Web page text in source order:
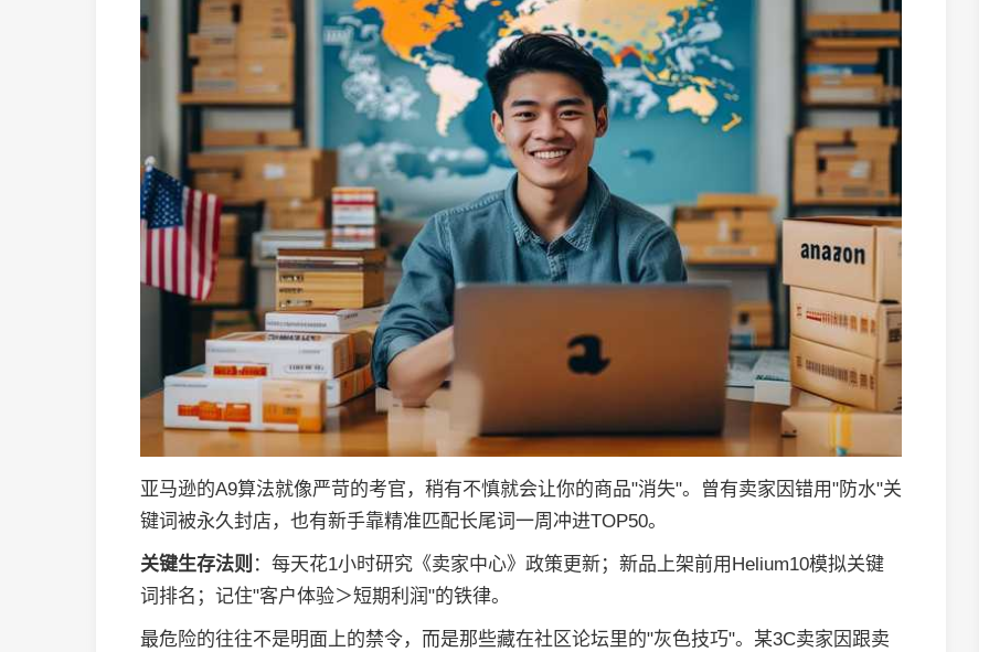
亚马逊的A9算法就像严苛的考官，稍有不慎就会让你的商品"消失"。曾有卖家因错用"防水"关
键词被永久封店，也有新手靠精准匹配长尾词一周冲进TOP50。
关键生存法则 ：每天花1小时研究《卖家中心》政策更新；新品上架前用Helium10模拟关键
词排名；记住"客户体验＞短期利润"的铁律。
最危险的往往不是明面上的禁令，而是那些藏在社区论坛里的"灰色技巧"。某3C卖家因跟卖